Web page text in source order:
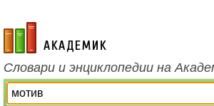
academic.ru
Словари и энциклопедии на